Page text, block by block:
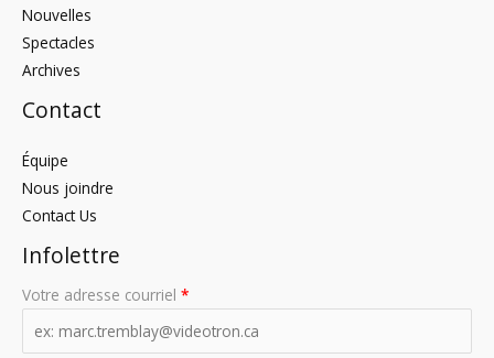
Nouvelles
Spectacles
Archives
Contact
Équipe
Nous joindre
Contact Us
Infolettre
Votre adresse courriel *